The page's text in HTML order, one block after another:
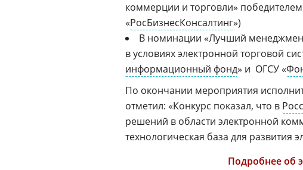
коммерции и торговли» победителем
«РосБизнесКонсалтинг»)
В номинации «Лучший
в условиях электронной торговой
информационный фонд» и ОГСУ «
По окончании мероприятия
отметил: «Конкурс показал, что в
решений в области электронной
технологическая база для развития
Подробнее об